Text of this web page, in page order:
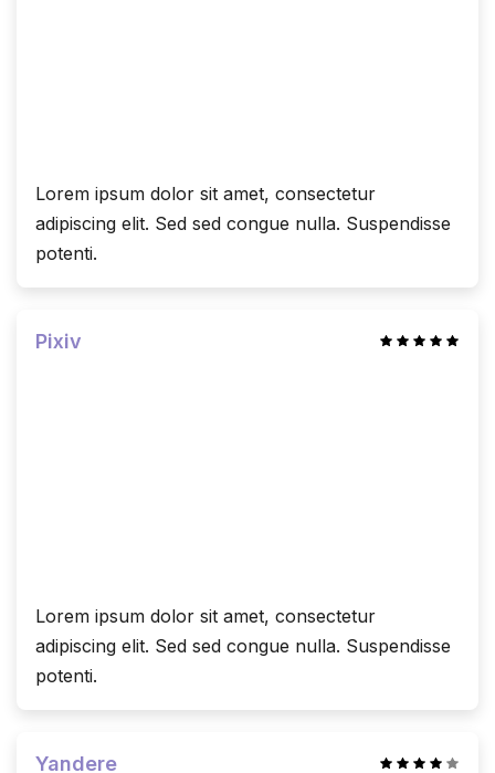
Lorem ipsum dolor sit amet, consectetur
adipiscing elit. Sed sed congue nulla. Suspendisse
potenti.
Pixiv
Lorem ipsum dolor sit amet, consectetur
adipiscing elit. Sed sed congue nulla. Suspendisse
potenti.
Yandere